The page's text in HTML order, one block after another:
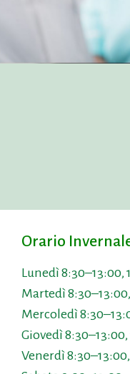
Orario
Lunedì 8:30–13:00,
Martedì
Mercoledì
Giovedì
Venerdì